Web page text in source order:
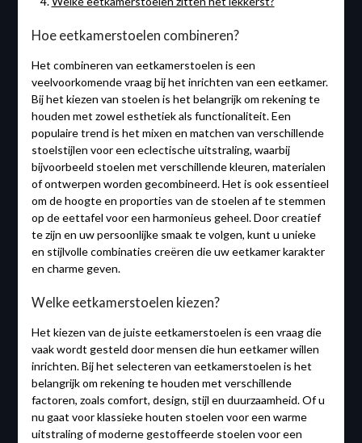
Hoe eetkamerstoelen combineren?
Het combineren van eetkamerstoelen is een
veelvoorkomende vraag bij het inrichten van een eetkamer.
Bij het kiezen van stoelen is het belangrijk om rekening te
houden met zowel esthetiek als functionaliteit. Een
populaire trend is het mixen en matchen van verschillende
stoelstijlen voor een eclectische uitstraling, waarbij
bijvoorbeeld stoelen met verschillende kleuren, materialen
of ontwerpen worden gecombineerd. Het is ook essentieel
om de hoogte en proporties van de stoelen af te stemmen
op de eettafel voor een harmonieus geheel. Door creatief
te zijn en uw persoonlijke smaak te volgen, kunt u unieke
en stijlvolle combinaties creëren die uw eetkamer karakter
en charme geven.
Welke eetkamerstoelen kiezen?
Het kiezen van de juiste eetkamerstoelen is een vraag die
vaak wordt gesteld door mensen die hun eetkamer willen
inrichten. Bij het selecteren van eetkamerstoelen is het
belangrijk om rekening te houden met verschillende
factoren, zoals comfort, design, stijl en duurzaamheid. Of u
nu gaat voor klassieke houten stoelen voor een warme
uitstraling of moderne gestoffeerde stoelen voor een